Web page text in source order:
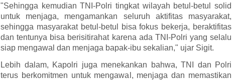
"Sehingga kemudian TNI-Polri tingkat wilayah betul-betul solid
untuk menjaga, mengamankan seluruh aktifitas masyarakat,
sehingga masyarakat betul-betul bisa fokus bekerja, beraktifitas
dan tentunya bisa berisitirahat karena ada TNI-Polri yang selalu
siap mengawal dan menjaga bapak-ibu sekalian," ujar Sigit.
Lebih dalam, Kapolri juga menekankan bahwa, TNI dan Polri
terus berkomitmen untuk mengawal, menjaga dan memastikan